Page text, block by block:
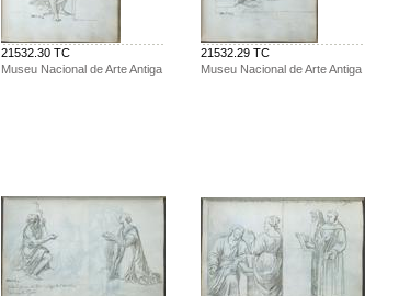
21532.30 TC
Museu Nacional de Arte Antiga
21532.29 TC
Museu Nacional de Arte Antiga